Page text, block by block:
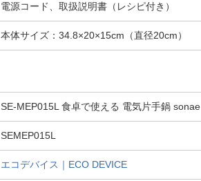
電源コード、取扱説明書（レシピ付き）
本体サイズ：34.8×20×15cm（直径20cm）
SE-MEP015L 食卓で使える 電気片手鍋 sonae
SEMEP015L
エコデバイス｜ECO DEVICE